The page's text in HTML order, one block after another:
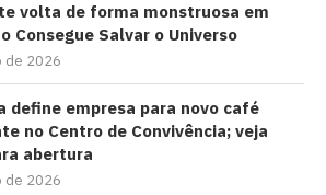
volta de forma monstruosa em
Consegue Salvar o Universo
de 2026
define empresa para novo café
no Centro de Convivência; veja
abertura
de 2026